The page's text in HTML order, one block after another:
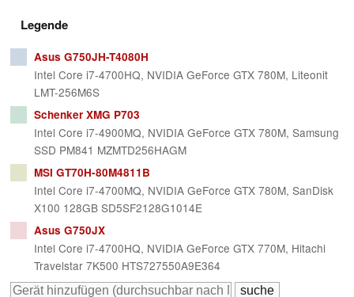
Legende
Asus G750JH-T4080H
Intel Core i7-4700HQ, NVIDIA GeForce GTX 780M, Liteonit
LMT-256M6S
Schenker XMG P703
Intel Core i7-4900MQ, NVIDIA GeForce GTX 780M, Samsung
SSD PM841 MZMTD256HAGM
MSI GT70H-80M4811B
Intel Core i7-4700MQ, NVIDIA GeForce GTX 780M, SanDisk
X100 128GB SD5SF2128G1014E
Asus G750JX
Intel Core i7-4700HQ, NVIDIA GeForce GTX 770M, Hitachi
Travelstar 7K500 HTS727550A9E364